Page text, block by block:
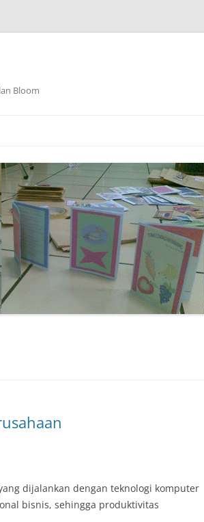
Bloom
dijalankan dengan teknologi komputer
bisnis, sehingga produktivitas